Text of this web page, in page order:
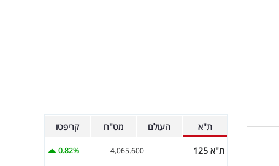
ת"א העולם מט"ח קריפטו
ת"א 125 4,065.600
0.82%